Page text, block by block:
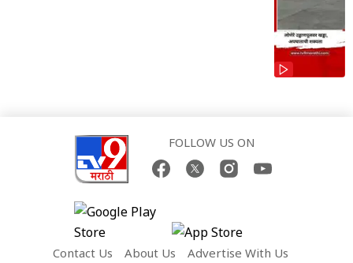
FOLLOW US ON
Contact Us About Us Advertise With Us